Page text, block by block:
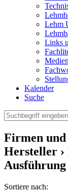
Lehm
Links
Kalender
Suche
Firmen und
Hersteller ›
Ausführung
Sortiere nach: